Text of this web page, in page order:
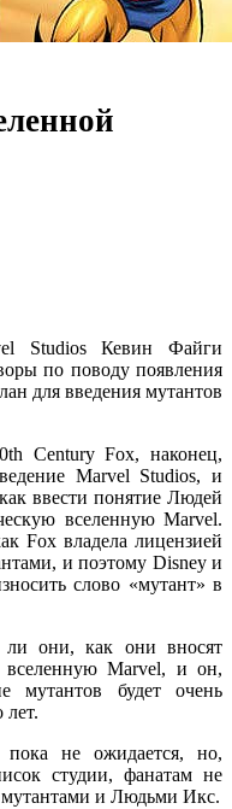
Studios Кевин Файги
по поводу появления
для введения мутантов
Century Fox, наконец,
Marvel Studios, и
ввести понятие Людей
вселенную Marvel.
Fox владела лицензией
и поэтому Disney и
слово «мутант» в
они, как они вносят
вселенную Marvel, и он,
мутантов будет очень
пока не ожидается, но,
студии, фанатам не
мутантами и Людьми Икс.